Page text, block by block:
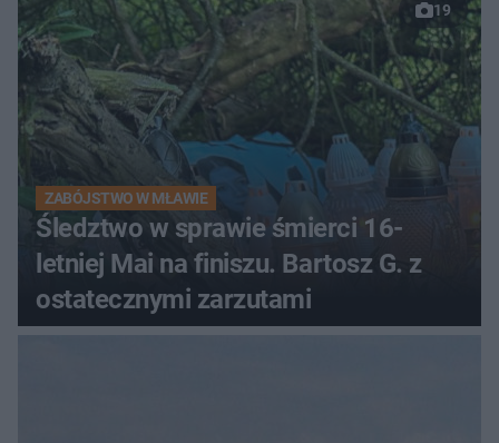
19
ZABÓJSTWO W MŁAWIE
Śledztwo w sprawie śmierci 16-
letniej Mai na finiszu. Bartosz G. z
ostatecznymi zarzutami